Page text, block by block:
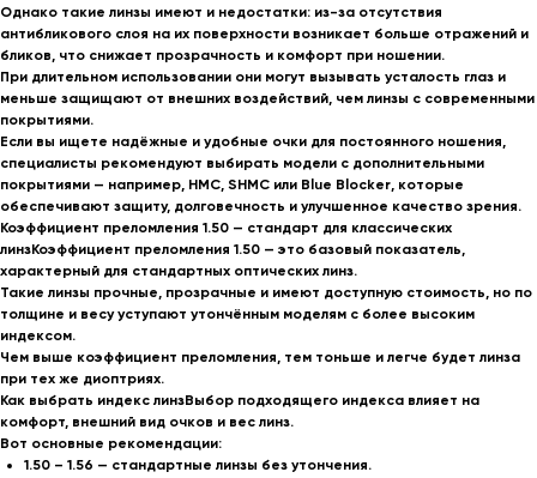
Однако такие линзы имеют и недостатки: из-за отсутствия
антибликового слоя на их поверхности возникает больше отражений и
бликов , что снижает прозрачность и комфорт при ношении.
При длительном использовании они могут вызывать усталость глаз и
меньше защищают от внешних воздействий, чем линзы с современными
покрытиями.
Если вы ищете надёжные и удобные очки для постоянного ношения
специалисты рекомендуют выбирать модели с дополнительными
покрытиями — например, HMC, SHMC или Blue Blocker , которые
обеспечивают защиту, долговечность и улучшенное качество зрения.
Коэффициент преломления 1.50 — стандарт для классических
линзКоэффициент преломления 1.50 — это базовый показатель,
характерный для стандартных оптических линз.
Такие линзы прочные, прозрачные и имеют доступную стоимость , но по
толщине и весу уступают утончённым моделям с более высоким
индексом.
Чем выше коэффициент преломления, тем тоньше и легче будет линза
при тех же диоптриях.
Как выбрать индекс линзВыбор подходящего индекса влияет на
комфорт, внешний вид очков и вес линз.
Вот основные рекомендации:
1.50 – 1.56 — стандартные линзы без утончения.